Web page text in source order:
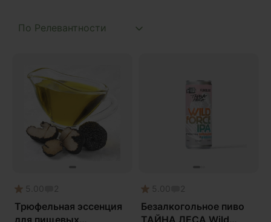
Наборы
Чага
5.00 2
Трюфельная эссенция
для пищевых
5.00 2
Безалкогольное пиво
ТАЙНА ЛЕСА Wild